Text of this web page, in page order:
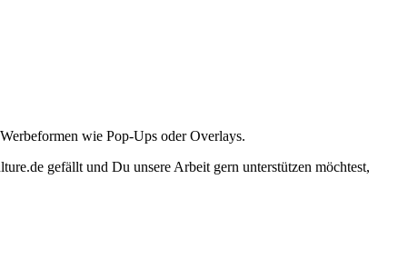
wie Pop-Ups oder Overlays.
gefällt und Du unsere Arbeit gern unterstützen möchtest,